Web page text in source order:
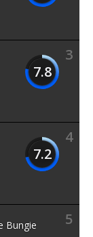
3
7.8
4
7.2
5
Bungie